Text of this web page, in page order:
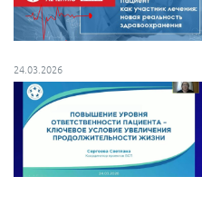
24.03.2026